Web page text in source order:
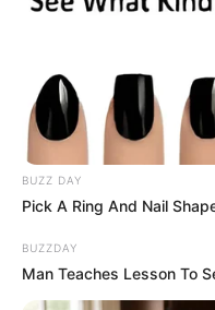
dollar atau 15 juta-248 juta
ribu dollar atau 1,8 miliar-
Kontroversi
Fakta Menarik
Ia berkarier sebagai aktris
Ia merupakan anak
BUZZ DAY
Pick A Ring And Nail
BUZZDAY
Man Teaches Lesson To